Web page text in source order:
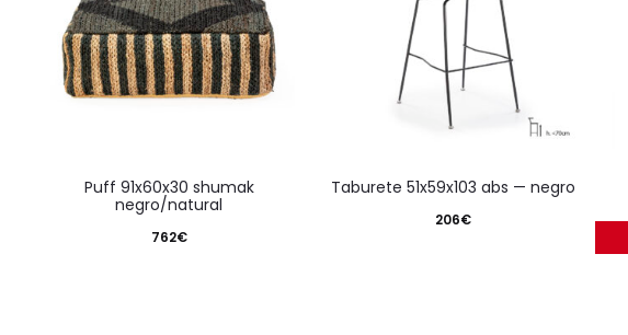
puff 91x60x30 shumak
negro/natural
762€
taburete 51x59x103 abs — negro
206€